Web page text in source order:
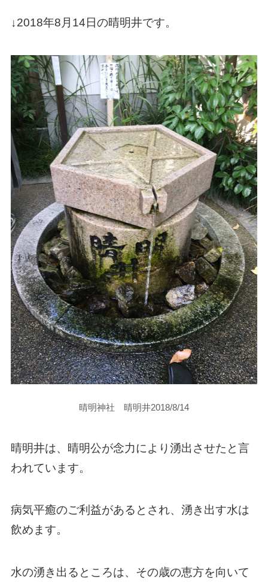
↓2018年8月14日の晴明井です。
晴明神社 晴明井2018/8/14
晴明井は、晴明公が念力により湧出させたと言
われています。
病気平癒のご利益があるとされ、湧き出す水は
飲めます。
水の湧き出るところは、その歳の恵方を向いて